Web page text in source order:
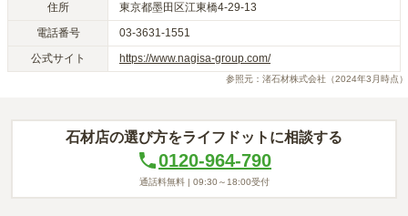
住所
東京都墨田区江東橋4-29-13
電話番号
03-3631-1551
公式サイト
https://www.nagisa-group.com/
参照元： 渚石材株式会社 （2024年3月時点）
石材店の選び方をライフドットに相談する
0120-964-790
通話料無料 | 09:30～18:00受付